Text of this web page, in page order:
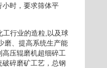
小时，要求筛体平
工行业的造粒,以及球
磨、提高系统生产能
压辊磨机超细碎工
碎磨矿工艺，总钢